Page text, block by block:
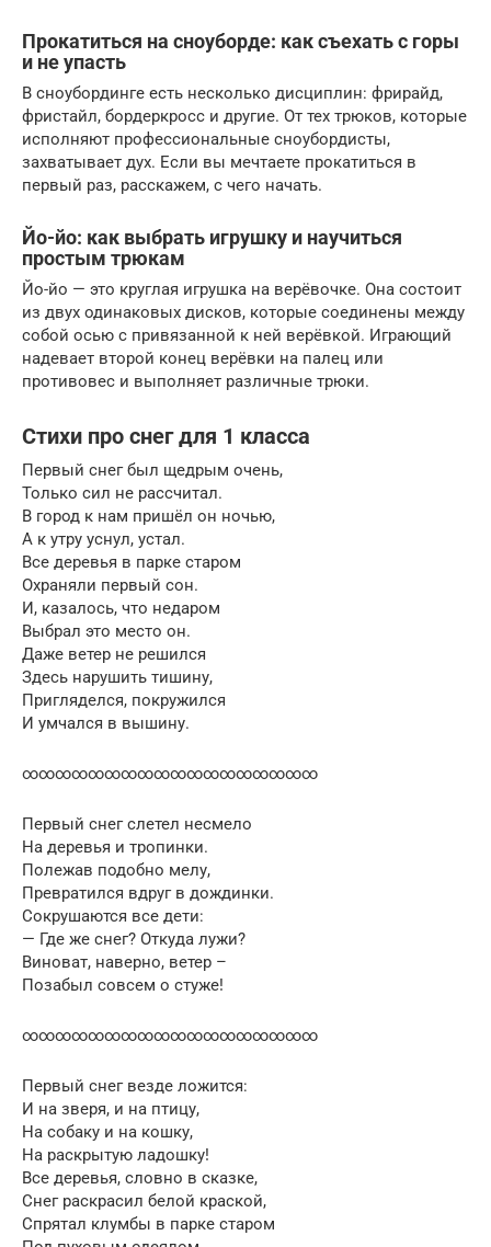
Прокатиться на сноуборде: как съехать с горы
и не упасть
В сноубординге есть несколько дисциплин: фрирайд,
фристайл, бордеркросс и другие. От тех трюков, которые
исполняют профессиональные сноубордисты,
захватывает дух. Если вы мечтаете прокатиться в
первый раз, расскажем, с чего начать.
Йо-йо: как выбрать игрушку и научиться
простым трюкам
Йо-йо — это круглая игрушка на верёвочке. Она состоит
из двух одинаковых дисков, которые соединены между
собой осью с привязанной к ней верёвкой. Играющий
надевает второй конец верёвки на палец или
противовес и выполняет различные трюки.
Стихи про снег для 1 класса
Первый снег был щедрым очень,
Только сил не рассчитал.
В город к нам пришёл он ночью,
А к утру уснул, устал.
Все деревья в парке старом
Охраняли первый сон.
И, казалось, что недаром
Выбрал это место он.
Даже ветер не решился
Здесь нарушить тишину,
Пригляделся, покружился
И умчался в вышину.
∞∞∞∞∞∞∞∞∞∞∞∞∞∞∞∞∞∞
Первый снег слетел несмело
На деревья и тропинки.
Полежав подобно мелу,
Превратился вдруг в дождинки.
Сокрушаются все дети:
— Где же снег? Откуда лужи?
Виноват, наверно, ветер –
Позабыл совсем о стуже!
∞∞∞∞∞∞∞∞∞∞∞∞∞∞∞∞∞∞
Первый снег везде ложится:
И на зверя, и на птицу,
На собаку и на кошку,
На раскрытую ладошку!
Все деревья, словно в сказке,
Снег раскрасил белой краской,
Спрятал клумбы в парке старом